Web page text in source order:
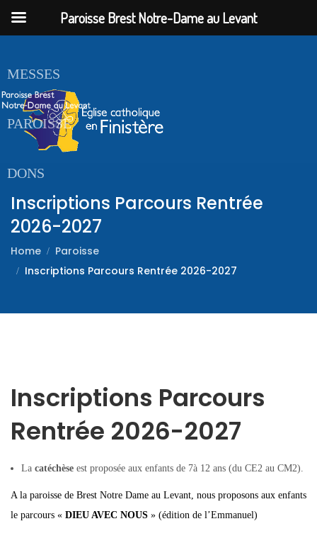
ACCUEIL
MESSES
PAROISSE
DONS
Inscriptions Parcours Rentrée
2026-2027
Home
Paroisse
Inscriptions Parcours Rentrée 2026-2027
Inscriptions Parcours
Rentrée 2026-2027
La catéchèse est proposée aux enfants de 7à 12 ans (du CE2 au CM2).
A la paroisse de Brest Notre Dame au Levant, nous proposons aux enfants
le parcours « DIEU AVEC NOUS » (édition de l’Emmanuel)
Paroisse Brest Notre-Dame au Levant